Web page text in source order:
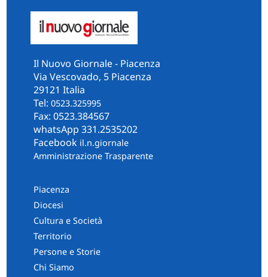
Il Nuovo Giornale - Piacenza
Via Vescovado, 5 Piacenza
29121 Italia
Tel: 0523.325995
Fax: 0523.384567
whatsApp 331.2535202
Facebook il.n.giornale
Amministrazione Trasparente
Piacenza
Diocesi
Cultura e Società
Territorio
Persone e Storie
Chi Siamo